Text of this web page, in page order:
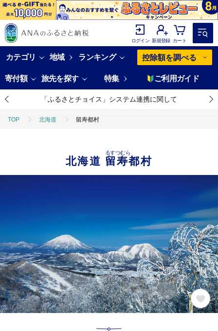
ログイン 新規登録 カート
カテゴリ 地域 ランキング 控除額を調べる
寄付額 旅先を探す 特集 ご利用ガイド
「ふるさとチョイス」システム連携に関して
TOP 北海道 留寿都村
北海道 留寿都村
るすつむら